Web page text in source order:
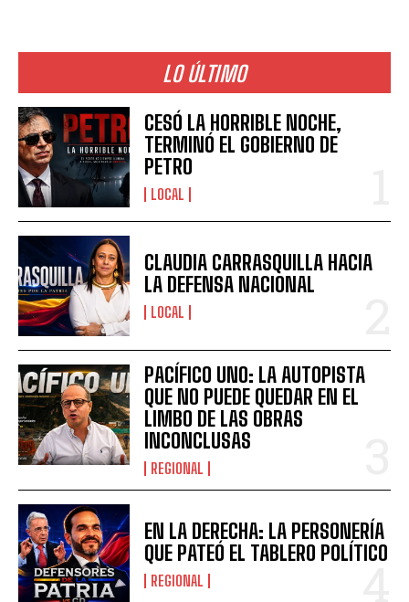
LO ÚLTIMO
CESÓ LA HORRIBLE NOCHE,
TERMINÓ EL GOBIERNO DE
PETRO
LOCAL
CLAUDIA CARRASQUILLA HACIA
LA DEFENSA NACIONAL
LOCAL
PACÍFICO UNO: LA AUTOPISTA
QUE NO PUEDE QUEDAR EN EL
LIMBO DE LAS OBRAS
INCONCLUSAS
REGIONAL
EN LA DERECHA: LA PERSONERÍA
QUE PATEÓ EL TABLERO POLÍTICO
REGIONAL